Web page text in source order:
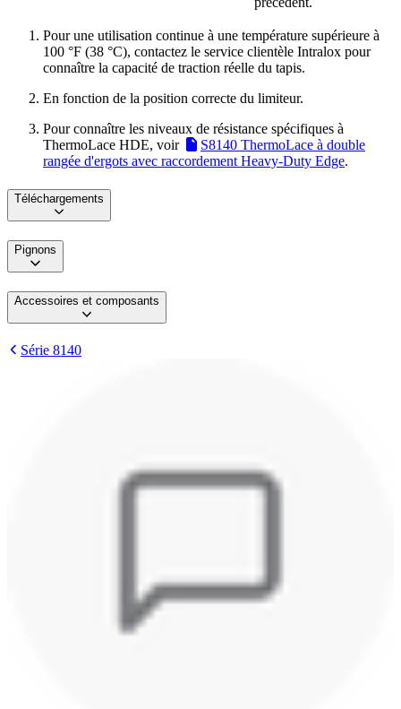
Pour une utilisation continue à une température supérieure à
100 °F (38 °C), contactez le service clientèle Intralox pour
connaître la capacité de traction réelle du tapis.
En fonction de la position correcte du limiteur.
Pour connaître les niveaux de résistance spécifiques à
ThermoLace HDE, voir
S8140 ThermoLace à double
rangée d'ergots avec raccordement Heavy-Duty Edge.
Téléchargements
Pignons
Accessoires et composants
Série 8140